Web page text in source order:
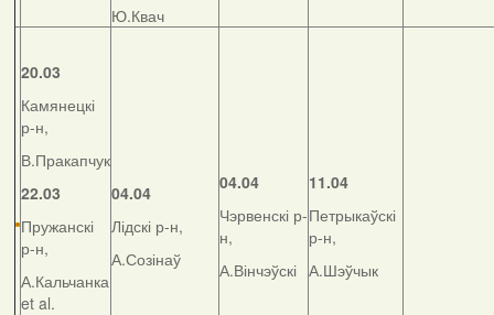
Ю.Квач
20.03
Камянецкі
р-н,
В.Пракапчук
22.03
Пружанскі
р-н,
А.Кальчанка
et al.
04.04
Лідскі р-н,
А.Созінаў
04.04
Чэрвенскі р-
н,
А.Вінчэўскі
11.04
Петрыкаўскі
р-н,
А.Шэўчык